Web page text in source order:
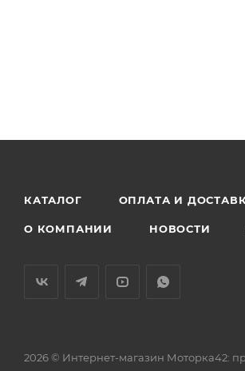
КАТАЛОГ ОПЛАТА И
О КОМПАНИИ НОВОСТИ
2026 © Интернет-магазин Моторка42: